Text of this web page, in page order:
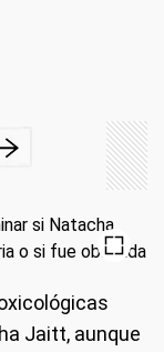
Jaitt, aunque